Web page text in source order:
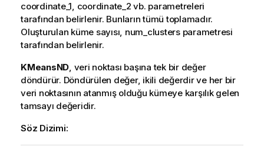
coordinate_1, coordinate_2 vb. parametreleri
tarafından belirlenir. Bunların tümü toplamadır.
Oluşturulan küme sayısı, num_clusters parametresi
tarafından belirlenir.
KMeansND, veri noktası başına tek bir değer
döndürür. Döndürülen değer, ikili değerdir ve her bir
veri noktasının atanmış olduğu kümeye karşılık gelen
tamsayı değeridir.
Söz Dizimi: